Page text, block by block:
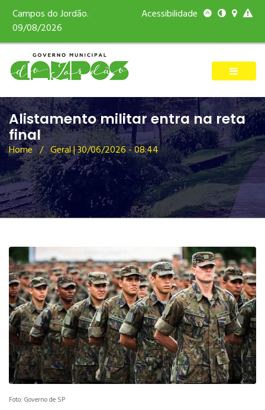
Campos do Jordão.
09/08/2026
Acessibilidade
Alistamento militar entra na reta
final
Home/ Geral | 30/06/2026 - 08:44
Foto: Governo de SP